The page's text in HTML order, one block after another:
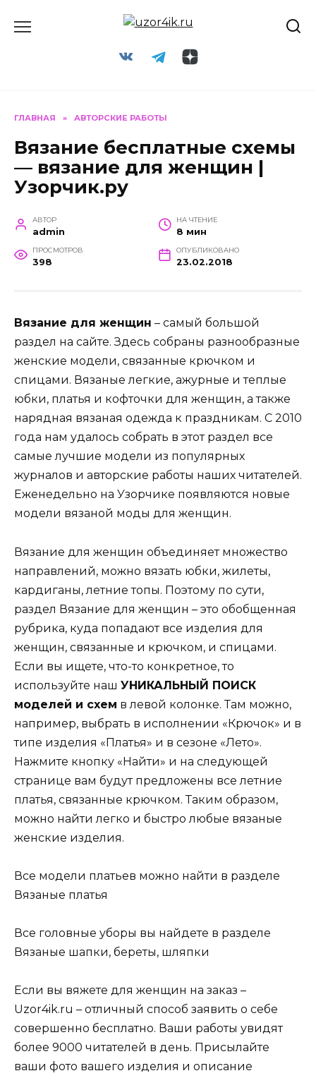
ГЛАВНАЯ » АВТОРСКИЕ РАБОТЫ
Вязание бесплатные схемы
— вязание для женщин |
Узорчик.ру
АВТОР
admin
НА ЧТЕНИЕ
8 мин
ПРОСМОТРОВ
398
ОПУБЛИКОВАНО
23.02.2018
Вязание для женщин – самый большой
раздел на сайте. Здесь собраны разнообразные
женские модели, связанные крючком и
спицами. Вязаные легкие, ажурные и теплые
юбки, платья и кофточки для женщин, а также
нарядная вязаная одежда к праздникам. С 2010
года нам удалось собрать в этот раздел все
самые лучшие модели из популярных
журналов и авторские работы наших читателей.
Еженедельно на Узорчике появляются новые
модели вязаной моды для женщин.
Вязание для женщин объединяет множество
направлений, можно вязать юбки, жилеты,
кардиганы, летние топы. Поэтому по сути,
раздел Вязание для женщин – это обобщенная
рубрика, куда попадают все изделия для
женщин, связанные и крючком, и спицами.
Если вы ищете, что-то конкретное, то
используйте наш УНИКАЛЬНЫЙ ПОИСК
моделей и схем в левой колонке. Там можно,
например, выбрать в исполнении «Крючок» и в
типе изделия «Платья» и в сезоне «Лето».
Нажмите кнопку «Найти» и на следующей
странице вам будут предложены все летние
платья, связанные крючком. Таким образом,
можно найти легко и быстро любые вязаные
женские изделия.
Все модели платьев можно найти в разделе
Вязаные платья
Все головные уборы вы найдете в разделе
Вязаные шапки, береты, шляпки
Если вы вяжете для женщин на заказ –
Uzor4ik.ru – отличный способ заявить о себе
совершенно бесплатно. Ваши работы увидят
более 9000 читателей в день. Присылайте
ваши фото вашего изделия и описание